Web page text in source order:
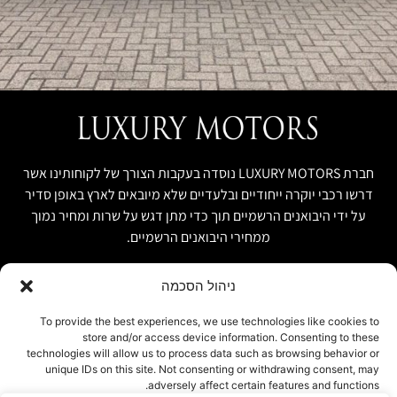
ניהול הסכמה
To provide the best experiences, we use technologies like cookies to
store and/or access device information. Consenting to these
technologies will allow us to process data such as browsing behavior or
unique IDs on this site. Not consenting or withdrawing consent, may
adversely affect certain features and functions.
חברת LUXURY MOTORS נוסדה בעקבות הצורך של לקוחותינו אשר
דרשו רכבי יוקרה ייחודיים ובלעדיים שלא מיובאים לארץ באופן סדיר
על ידי היבואנים הרשמיים תוך כדי מתן דגש על שרות ומחיר נמוך
ממחירי היבואנים הרשמיים.
אודות
יבוא אישי ויבוא מקביל
טרייד אין ומשומשות
074-7408590
office@luxury-motors.co.il